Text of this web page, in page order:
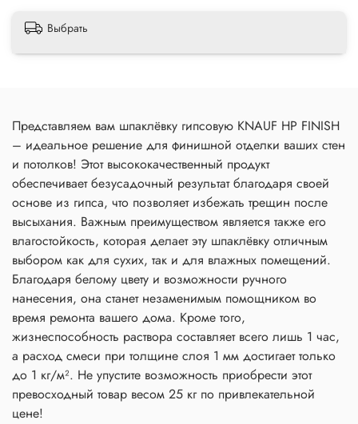
Выбрать
Представляем вам шпаклёвку гипсовую KNAUF HP FINISH
– идеальное решение для финишной отделки ваших стен
и потолков! Этот высококачественный продукт
обеспечивает безусадочный результат благодаря своей
основе из гипса, что позволяет избежать трещин после
высыхания. Важным преимуществом является также его
влагостойкость, которая делает эту шпаклёвку отличным
выбором как для сухих, так и для влажных помещений.
Благодаря белому цвету и возможности ручного
нанесения, она станет незаменимым помощником во
время ремонта вашего дома. Кроме того,
жизнеспособность раствора составляет всего лишь 1 час,
а расход смеси при толщине слоя 1 мм достигает только
до 1 кг/м². Не упустите возможность приобрести этот
превосходный товар весом 25 кг по привлекательной
цене!